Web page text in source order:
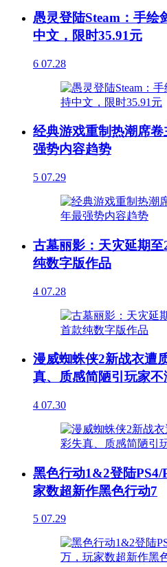
愚灵登陆Steam：手绘
中文，限时35.91元
6 07.28
经典游戏重制热潮席
强势内容趋势
5 07.29
古墓丽影：天灾延期
纯数字版作品
4 07.28
漫威蜘蛛侠2新战衣遭
真、质感简陋引玩家不
4 07.30
黑色行动1&2登陆PS4/
家数超新作黑色行动7
5 07.29